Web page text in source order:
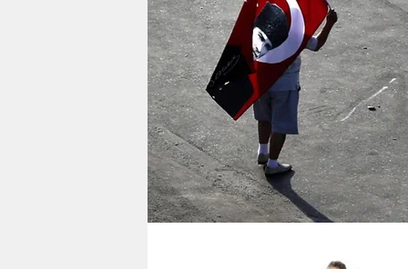
verlag
veranstaltungen
shop
fragen & hilfe
unterstützen
abo
genossenschaft